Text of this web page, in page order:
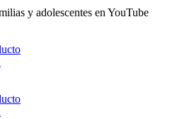
y adolescentes en YouTube